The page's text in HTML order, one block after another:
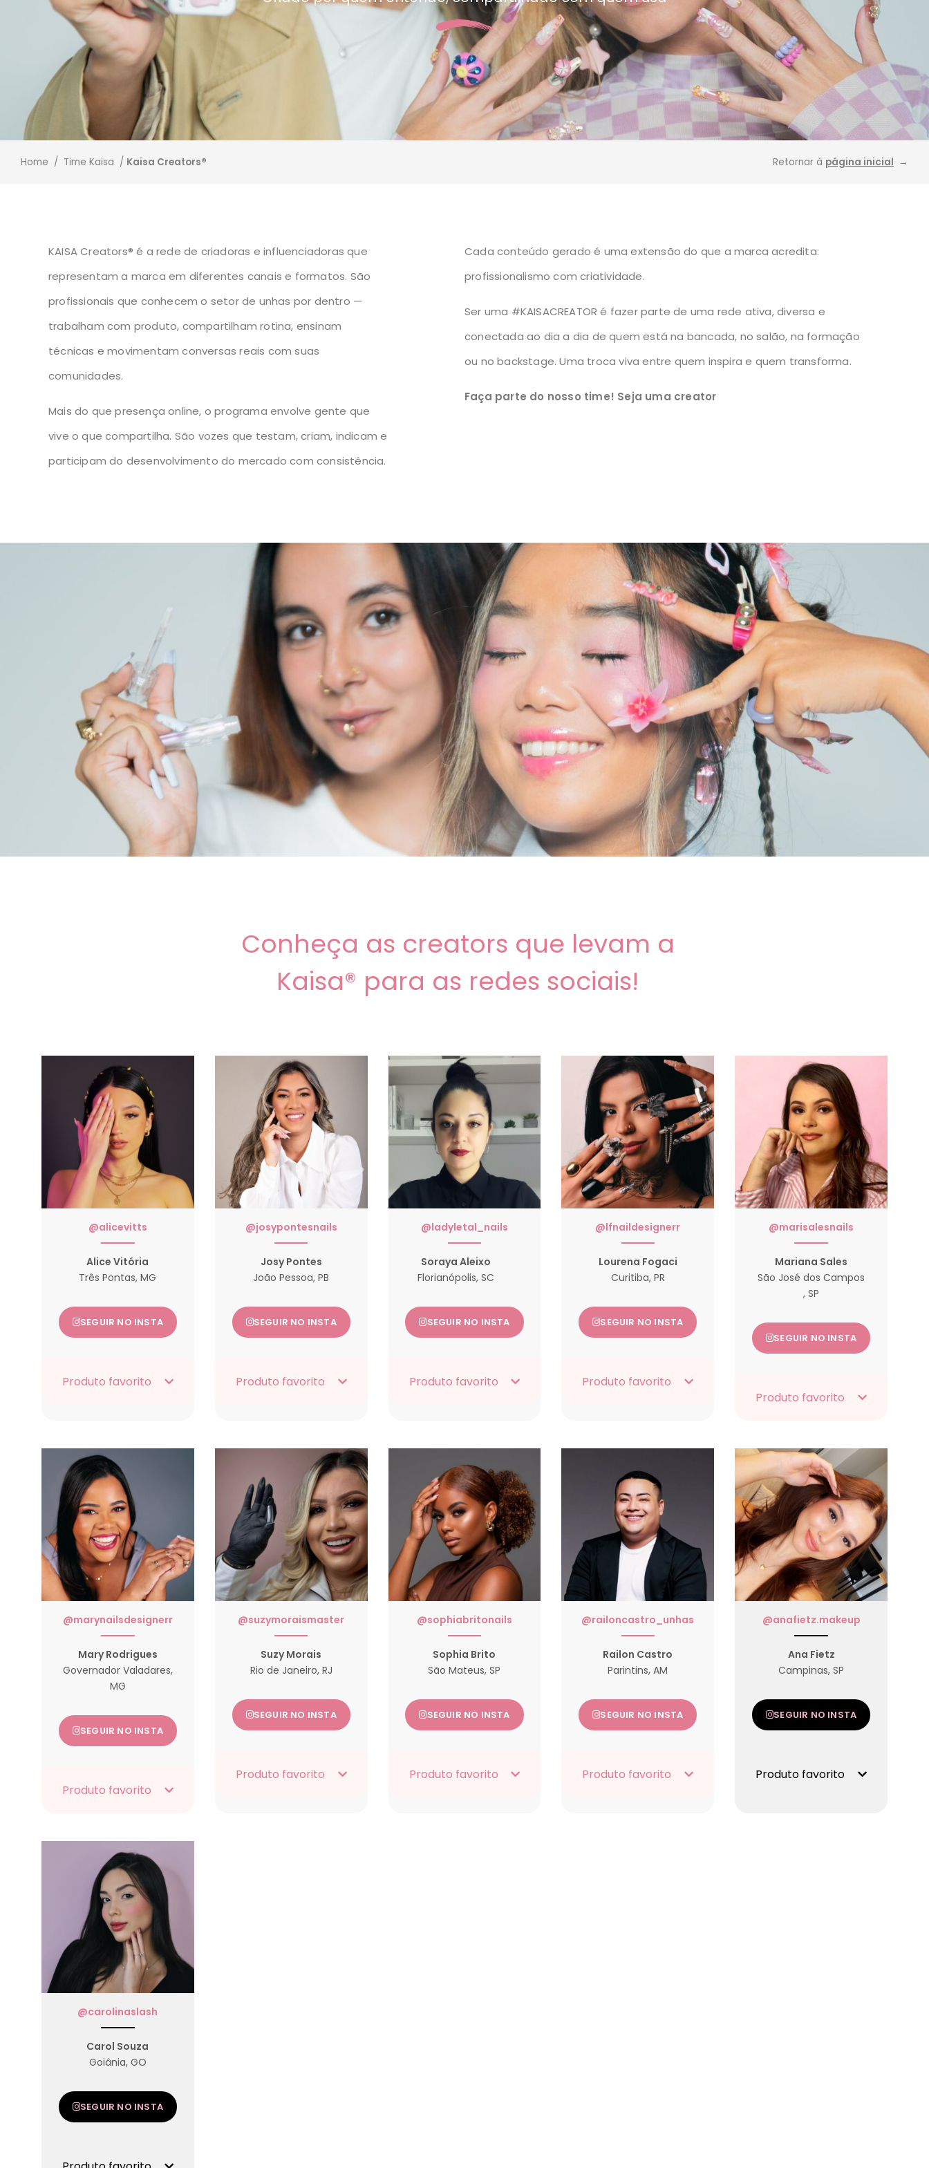
Home / Time Kaisa / Kaisa Creators® Retornar à página inicial →
KAISA Creators® é a rede de criadoras e influenciadoras que
representam a marca em diferentes canais e formatos. São
profissionais que conhecem o setor de unhas por dentro —
trabalham com produto, compartilham rotina, ensinam
técnicas e movimentam conversas reais com suas
comunidades.
Mais do que presença online, o programa envolve gente que
vive o que compartilha. São vozes que testam, criam, indicam e
participam do desenvolvimento do mercado com consistência.
Cada conteúdo gerado é uma extensão do que a marca acredita:
profissionalismo com criatividade.
Ser uma #KAISACREATOR é fazer parte de uma rede ativa, diversa e
conectada ao dia a dia de quem está na bancada, no salão, na formação
ou no backstage. Uma troca viva entre quem inspira e quem transforma.
Faça parte do nosso time! Seja uma creator
Conheça as creators que levam a
Kaisa® para as redes sociais!
@alicevitts
Alice Vitória
Três Pontas, MG
SEGUIR NO INSTA
Produto favorito
@josypontesnails
Josy Pontes
João Pessoa, PB
SEGUIR NO INSTA
Produto favorito
@ladyletal_nails
Soraya Aleixo
Florianópolis, SC
SEGUIR NO INSTA
Produto favorito
@lfnaildesignerr
Lourena Fogaci
Curitiba, PR
SEGUIR NO INSTA
Produto favorito
@marisalesnails
Mariana Sales
São José dos Campos
, SP
SEGUIR NO INSTA
Produto favorito
@marynailsdesignerr
Mary Rodrigues
Governador Valadares,
MG
SEGUIR NO INSTA
Produto favorito
@suzymoraismaster
Suzy Morais
Rio de Janeiro, RJ
SEGUIR NO INSTA
Produto favorito
@sophiabritonails
Sophia Brito
São Mateus, SP
SEGUIR NO INSTA
Produto favorito
@railoncastro_unhas
Railon Castro
Parintins, AM
SEGUIR NO INSTA
Produto favorito
@anafietz.makeup
Ana Fietz
Campinas, SP
SEGUIR NO INSTA
Produto favorito
@carolinaslash
Carol Souza
Goiânia, GO
SEGUIR NO INSTA